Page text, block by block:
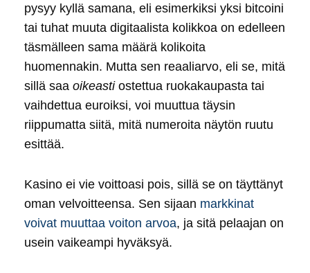
pysyy kyllä samana, eli esimerkiksi yksi bitcoini
tai tuhat muuta digitaalista kolikkoa on edelleen
täsmälleen sama määrä kolikoita
huomennakin. Mutta sen reaaliarvo, eli se, mitä
sillä saa oikeasti ostettua ruokakaupasta tai
vaihdettua euroiksi, voi muuttua täysin
riippumatta siitä, mitä numeroita näytön ruutu
esittää.
Kasino ei vie voittoasi pois, sillä se on täyttänyt
oman velvoitteensa. Sen sijaan markkinat
voivat muuttaa voiton arvoa, ja sitä pelaajan on
usein vaikeampi hyväksyä.